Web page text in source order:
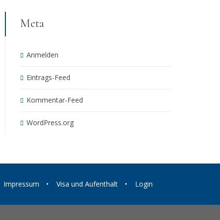
Meta
Anmelden
Eintrags-Feed
Kommentar-Feed
WordPress.org
Impressum Visa und Aufenthalt Login